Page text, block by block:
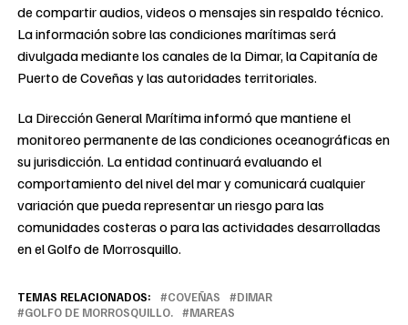
de compartir audios, videos o mensajes sin respaldo técnico.
La información sobre las condiciones marítimas será
divulgada mediante los canales de la Dimar, la Capitanía de
Puerto de Coveñas y las autoridades territoriales.
La Dirección General Marítima informó que mantiene el
monitoreo permanente de las condiciones oceanográficas en
su jurisdicción. La entidad continuará evaluando el
comportamiento del nivel del mar y comunicará cualquier
variación que pueda representar un riesgo para las
comunidades costeras o para las actividades desarrolladas
en el Golfo de Morrosquillo.
TEMAS RELACIONADOS: COVEÑAS
DIMAR
GOLFO DE MORROSQUILLO.
MAREAS